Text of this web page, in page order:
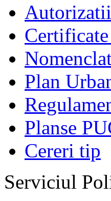
Plan
Planse
Cereri tip
Serviciul